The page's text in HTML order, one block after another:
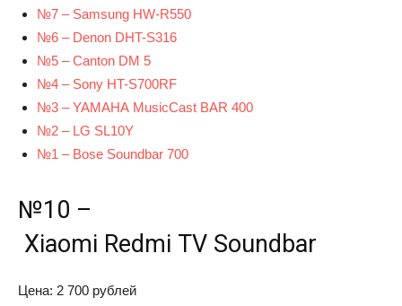
№7 – Samsung HW-R550
№6 – Denon DHT-S316
№5 – Canton DM 5
№4 – Sony HT-S700RF
№3 – YAMAHA MusicCast BAR 400
№2 – LG SL10Y
№1 – Bose Soundbar 700
№10 –
Xiaomi Redmi TV Soundbar
Цена: 2 700 рублей